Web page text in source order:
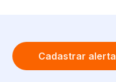
Cadastrar alerta